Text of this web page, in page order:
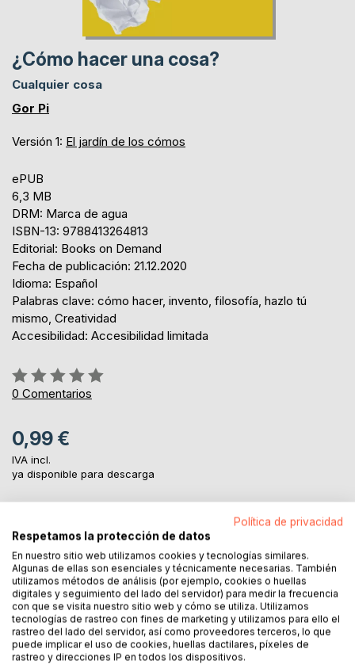
¿Cómo hacer una cosa?
Cualquier cosa
Gor Pi
Versión 1: El jardín de los cómos
ePUB
6,3 MB
DRM: Marca de agua
ISBN-13: 9788413264813
Editorial: Books on Demand
Fecha de publicación: 21.12.2020
Idioma: Español
Palabras clave: cómo hacer, invento, filosofía, hazlo tú
mismo, Creatividad
Accesibilidad: Accesibilidad limitada
Rating:
0%
0 Comentarios
0,99 €
IVA incl.
ya disponible para descarga
AL CARRITO
Añadir a lista de deseo
Haz una reseña
Política de privacidad
Respetamos la protección de datos
En nuestro sitio web utilizamos cookies y tecnologías similares.
Algunas de ellas son esenciales y técnicamente necesarias. También
utilizamos métodos de análisis (por ejemplo, cookies o huellas
digitales y seguimiento del lado del servidor) para medir la frecuencia
con que se visita nuestro sitio web y cómo se utiliza. Utilizamos
tecnologías de rastreo con fines de marketing y utilizamos para ello el
rastreo del lado del servidor, así como proveedores terceros, lo que
puede implicar el uso de cookies, huellas dactilares, píxeles de
rastreo y direcciones IP en todos los dispositivos.